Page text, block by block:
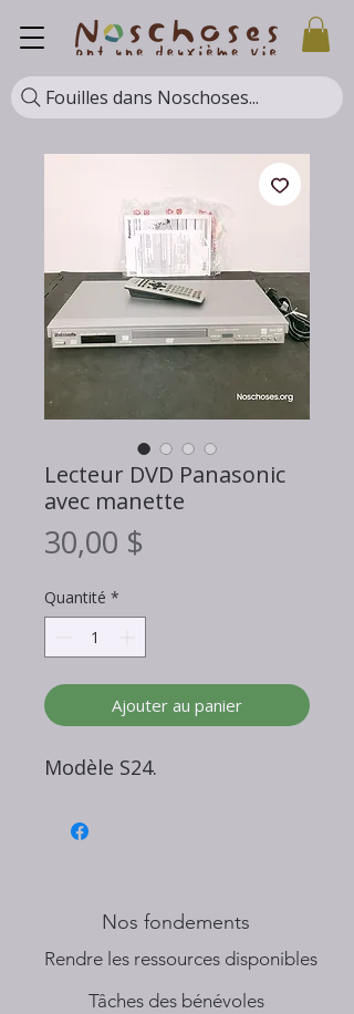
Fouilles dans Noschoses...
Lecteur DVD Panasonic
avec manette
30,00 $
Quantité *
Ajouter au panier
Modèle S24.
Nos fondements
​Rendre les ressources disponibles
Tâches des bénévoles